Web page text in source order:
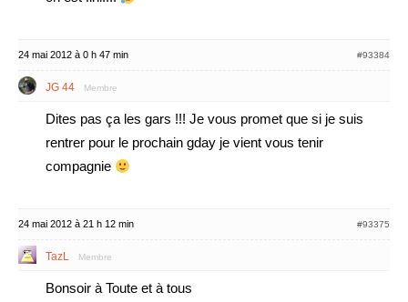
24 mai 2012 à 0 h 47 min #93384
JG 44 Membre
Dites pas ça les gars !!! Je vous promet que si je suis
rentrer pour le prochain gday je vient vous tenir
compagnie
24 mai 2012 à 21 h 12 min #93375
TazL Membre
Bonsoir à Toute et à tous